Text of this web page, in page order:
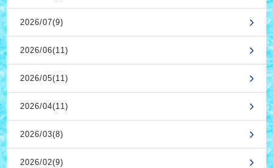
2026/07(9)
2026/06(11)
2026/05(11)
2026/04(11)
2026/03(8)
2026/02(9)